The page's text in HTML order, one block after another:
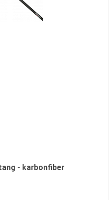
- karbonfiber